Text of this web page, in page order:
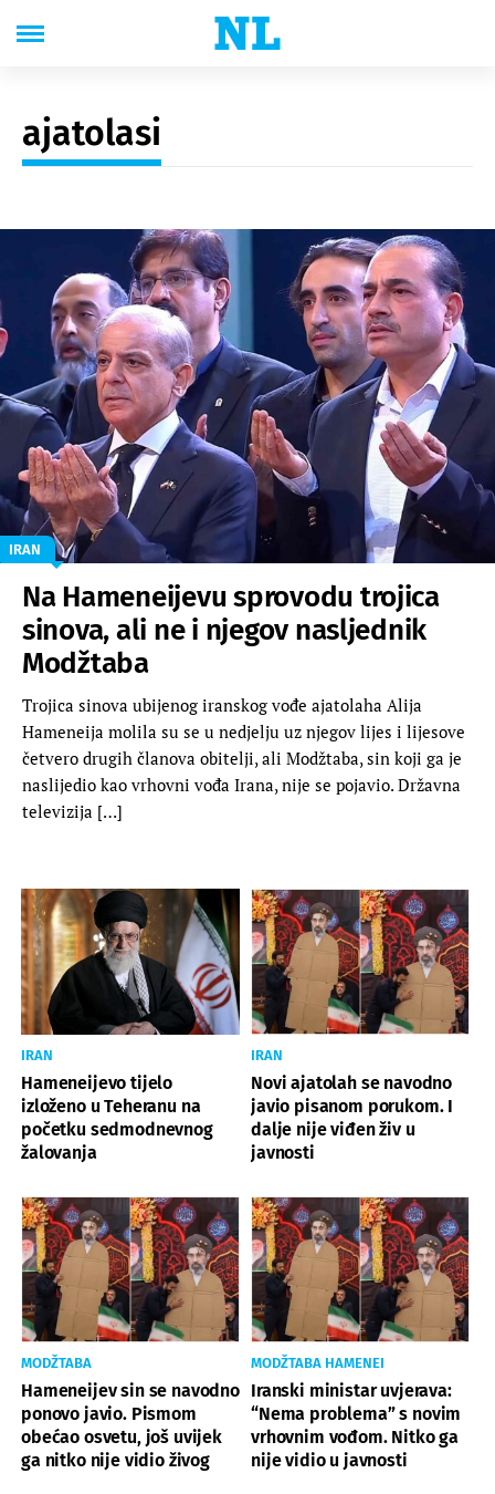
ajatolasi
IRAN
Na Hameneijevu sprovodu trojica
sinova, ali ne i njegov nasljednik
Modžtaba
Trojica sinova ubijenog iranskog vođe ajatolaha Alija
Hameneija molila su se u nedjelju uz njegov lijes i lijesove
četvero drugih članova obitelji, ali Modžtaba, sin koji ga je
naslijedio kao vrhovni vođa Irana, nije se pojavio. Državna
televizija […]
IRAN
Hameneijevo tijelo
izloženo u Teheranu na
početku sedmodnevnog
žalovanja
IRAN
Novi ajatolah se navodno
javio pisanom porukom. I
dalje nije viđen živ u
javnosti
MODŽTABA
Hameneijev sin se navodno
ponovo javio. Pismom
obećao osvetu, još uvijek
ga nitko nije vidio živog
MODŽTABA HAMENEI
Iranski ministar uvjerava:
“Nema problema” s novim
vrhovnim vođom. Nitko ga
nije vidio u javnosti